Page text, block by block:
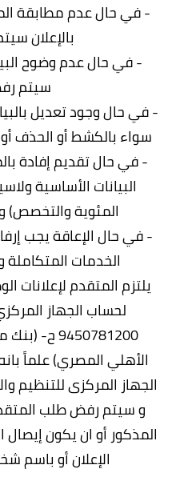
- في حال عدم مطابقة
بالإعلان
- في حال عدم وضوح
سيتم
- في حال وجود تعديل
سواء بالكشط أو الحذف
- في حال تقديم إفادة
البيانات الأساسية
المئوية والتخصص)
- في حال الإعاقة يجب
الخدمات
لحساب الجهاز
الأهلي المصري) علماً
الجهاز المركزى للتنظيم
و سيتم رفض طلب
المذكور أو ان يكون إيصال
الإعلان أو باسم